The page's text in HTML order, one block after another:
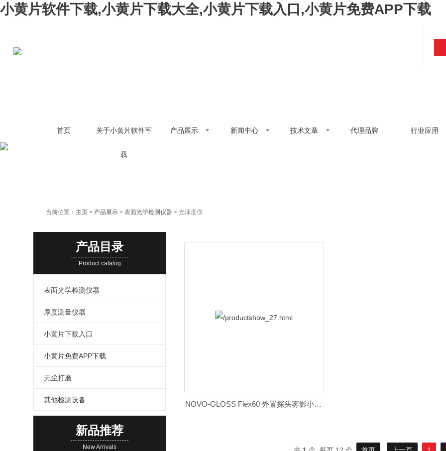
小黄片软件下载,小黄片下载大全,小黄片下载入口,小黄片免费APP下载
首页 关于小黄片软件下
载
产品展示 新闻中心 技术文章 代理品牌 行业应用
当前位置： 主页 > 产品展示 >表面光学检测仪器 > 光泽度仪
产品目录
Product catalog
表面光学检测仪器
厚度测量仪器
小黄片下载入口
小黄片免费APP下载
无尘打磨
其他检测设备
新品推荐
New Arrivals
NOVO-GLOSS Flex60 外置探头雾影小黄片下载大全